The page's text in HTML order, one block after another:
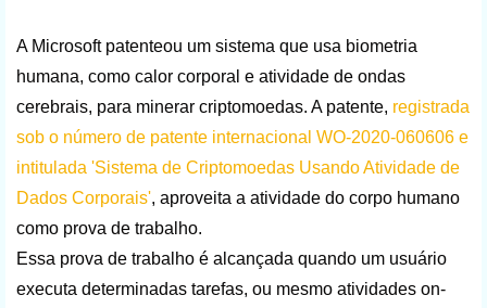
A Microsoft patenteou um sistema que usa biometria
humana, como calor corporal e atividade de ondas
cerebrais, para minerar criptomoedas. A patente, registrada
sob o número de patente internacional WO-2020-060606 e
intitulada 'Sistema de Criptomoedas Usando Atividade de
Dados Corporais', aproveita a atividade do corpo humano
como prova de trabalho.
Essa prova de trabalho é alcançada quando um usuário
executa determinadas tarefas, ou mesmo atividades on-